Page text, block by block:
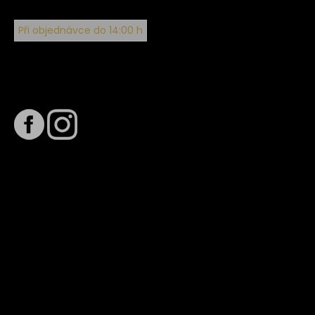
Při objednávce do 14:00 h